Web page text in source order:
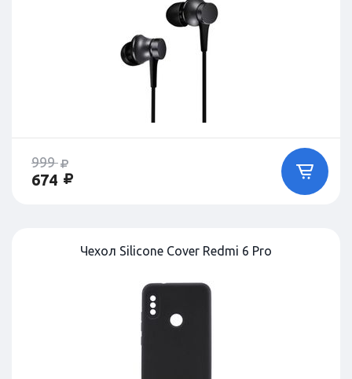
999
674
Чехол Silicone Cover Redmi 6 Pro